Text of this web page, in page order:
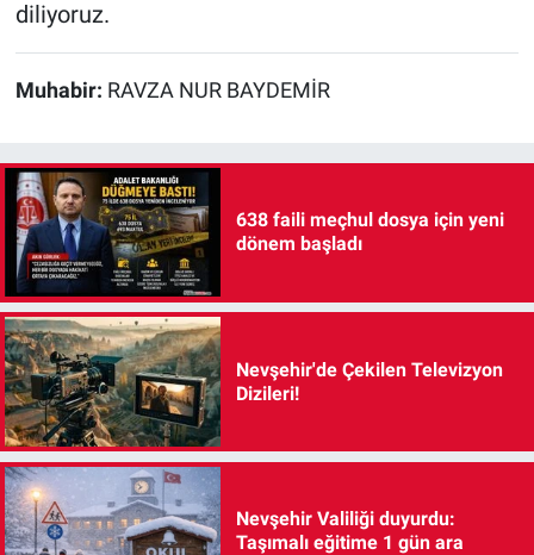
diliyoruz.
Muhabir: RAVZA NUR BAYDEMİR
638 faili meçhul dosya için yeni
dönem başladı
Nevşehir'de Çekilen Televizyon
Dizileri!
Nevşehir Valiliği duyurdu:
Taşımalı eğitime 1 gün ara